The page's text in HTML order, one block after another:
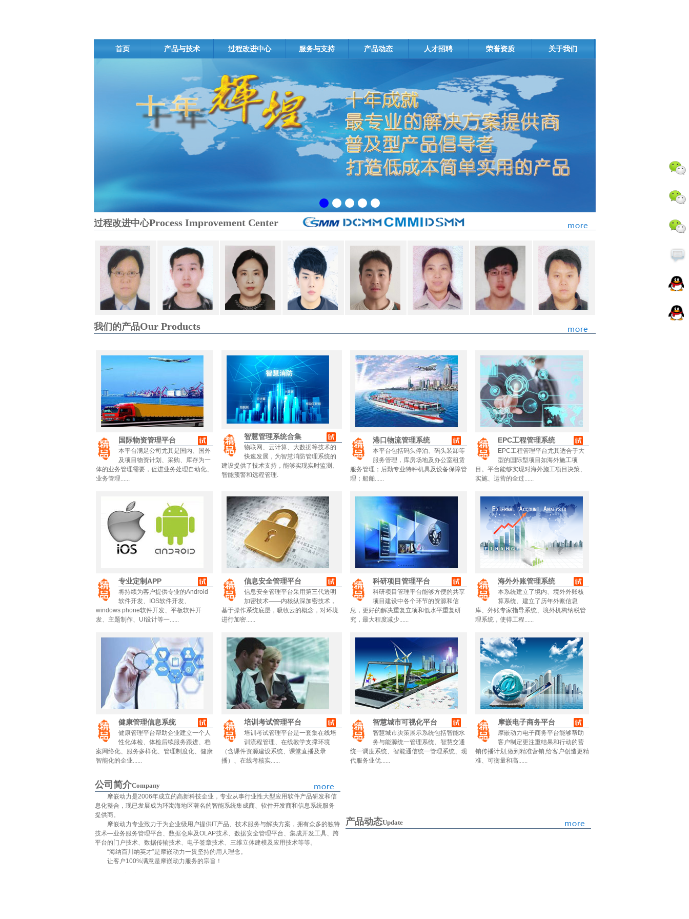
首页 产品与技术 过程改进中心 服务与支持 产品动态 人才招聘 荣誉资质 关于我们
过程改进中心Process Improvement Center
我们的产品Our Products
国际物资管理平台
本平台满足公司尤其是国内、国外
及项目物资计划、采购、库存为一
体的业务管理需要，促进业务处理自动化、
业务管理......
智慧管理系统合集
物联网、云计算、大数据等技术的
快速发展，为智慧消防管理系统的
建设提供了技术支持，能够实现实时监测、
智能预警和远程管理.
港口物流管理系统
本平台包括码头停泊、码头装卸等
服务管理，库房场地及办公室租赁
服务管理；后勤专业特种机具及设备保障管
理；船舶......
EPC工程管理系统
EPC工程管理平台尤其适合于大
型的国际型项目如海外施工项
目。平台能够实现对海外施工项目决策、
实施、运营的全过......
专业定制APP
将持续为客户提供专业的Android
软件开发、IOS软件开发、
windows phone软件开发、平板软件开
发、主题制作、UI设计等一......
信息安全管理平台
信息安全管理平台采用第三代透明
加密技术——内核纵深加密技术，
基于操作系统底层，吸收云的概念，对环境
进行加密......
科研项目管理平台
科研项目管理平台能够方便的共享
项目建设中各个环节的资源和信
息，更好的解决重复立项和低水平重复研
究，最大程度减少......
海外外账管理系统
本系统建立了境内、境外外账核
算系统、建立了历年外账信息
库、外账专家指导系统、境外机构纳税管
理系统，使得工程......
健康管理信息系统
健康管理平台帮助企业建立一个人
性化体检、体检后续服务跟进、档
案网络化、服务多样化、管理制度化、健康
智能化的企业......
培训考试管理平台
培训考试管理平台是一套集在线培
训流程管理、在线教学支撑环境
（含课件资源建设系统、课堂直播及录
播）、在线考核实......
智慧城市可视化平台
智慧城市决策展示系统包括智能水
务与能源统一管理系统、智慧交通
统一调度系统、智能通信统一管理系统、现
代服务业优......
摩嵌电子商务平台
摩嵌动力电子商务平台能够帮助
客户制定更注重结果和行动的营
销传播计划,做到精准营销,给客户创造更精
准、可衡量和高......
公司简介Company
摩嵌动力是2006年成立的高新科技企业，专业从事行业性大型应用软件产品研发和信
息化整合，现已发展成为环渤海地区著名的智能系统集成商、软件开发商和信息系统服务
提供商。
摩嵌动力专业致力于为企业级用户提供IT产品、技术服务与解决方案，拥有众多的独特
技术—业务服务管理平台、数据仓库及OLAP技术、数据安全管理平台、集成开发工具、跨
平台的门户技术、数据传输技术、电子签章技术、三维立体建模及应用技术等等。
“海纳百川纳英才”是摩嵌动力一贯坚持的用人理念。
让客户100%满意是摩嵌动力服务的宗旨！
产品动态Update